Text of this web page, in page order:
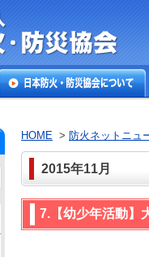
本防火・
HOME > 防火ネットニュ
2015年11月
7.【幼少年活動】